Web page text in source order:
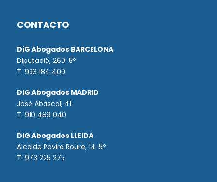
CONTACTO
DiG Abogados BARCELONA
Diputació, 260. 5º
T. 933 184 400
DiG Abogados MADRID
José Abascal, 41.
T. 910 489 040
DiG Abogados LLEIDA
Alcalde Rovira Roure, 14. 5º
T. 973 225 275